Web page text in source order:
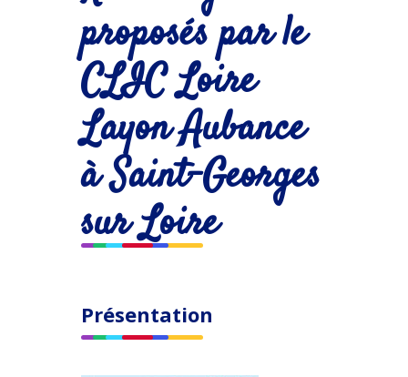
proposés par le
CLIC Loire
Layon Aubance
à Saint-Georges
sur Loire
Présentation